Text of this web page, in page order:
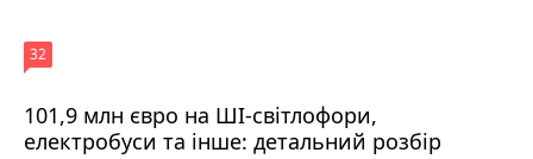
101,9 млн євро на ШІ-світлофори,
електробуси та інше: детальний розбір
32